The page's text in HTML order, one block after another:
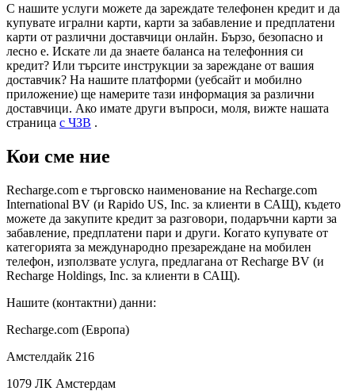
С нашите услуги можете да зареждате телефонен кредит и да
купувате игрални карти, карти за забавление и предплатени
карти от различни доставчици онлайн. Бързо, безопасно и
лесно е. Искате ли да знаете баланса на телефонния си
кредит? Или търсите инструкции за зареждане от вашия
доставчик? На нашите платформи (уебсайт и мобилно
приложение) ще намерите тази информация за различни
доставчици. Ако имате други въпроси, моля, вижте нашата
страница с ЧЗВ .
Кои сме ние
Recharge.com е търговско наименование на Recharge.com
International BV (и Rapido US, Inc. за клиенти в САЩ), където
можете да закупите кредит за разговори, подаръчни карти за
забавление, предплатени пари и други. Когато купувате от
категорията за международно презареждане на мобилен
телефон, използвате услуга, предлагана от Recharge BV (и
Recharge Holdings, Inc. за клиенти в САЩ).
Нашите (контактни) данни:
Recharge.com (Европа)
Амстелдайк 216
1079 ЛК Амстердам